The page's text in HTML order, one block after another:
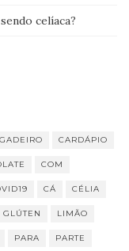
celíaca?
CARDÁPIO
COM
CÁ CÉLIA
GLÚTEN LIMÃO
PARA PARTE